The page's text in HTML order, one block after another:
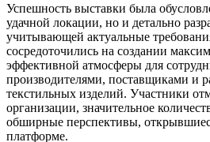
Успешность выставки была
удачной локации, но и детально
учитывающей актуальные
сосредоточились на создании
эффективной атмосферы для
производителями, поставщиками и
текстильных изделий. Участники
организации, значительное
обширные перспективы,
платформе.